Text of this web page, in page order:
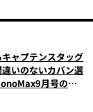
キャプテンスタッグ
いのないカバン選
月号の目